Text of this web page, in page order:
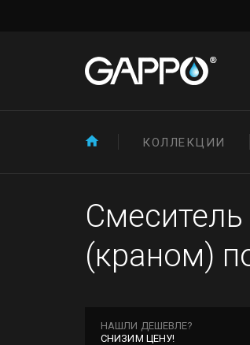
КОЛЛЕКЦИИ
(краном)
НАШЛИ ДЕШЕВЛЕ?
СНИЗИМ ЦЕНУ!